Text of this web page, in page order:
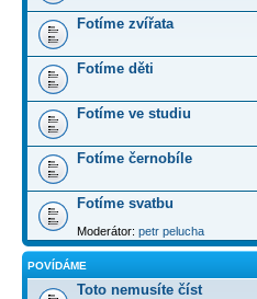
Fotíme zvířata
Fotíme děti
Fotíme ve studiu
Fotíme černobíle
Fotíme svatbu
Moderátor: petr pelucha
POVÍDÁME
Toto nemusíte číst